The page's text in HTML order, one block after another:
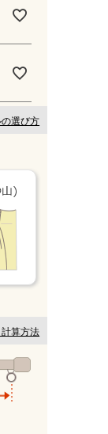
ピンクベージュ
選び方
算方法